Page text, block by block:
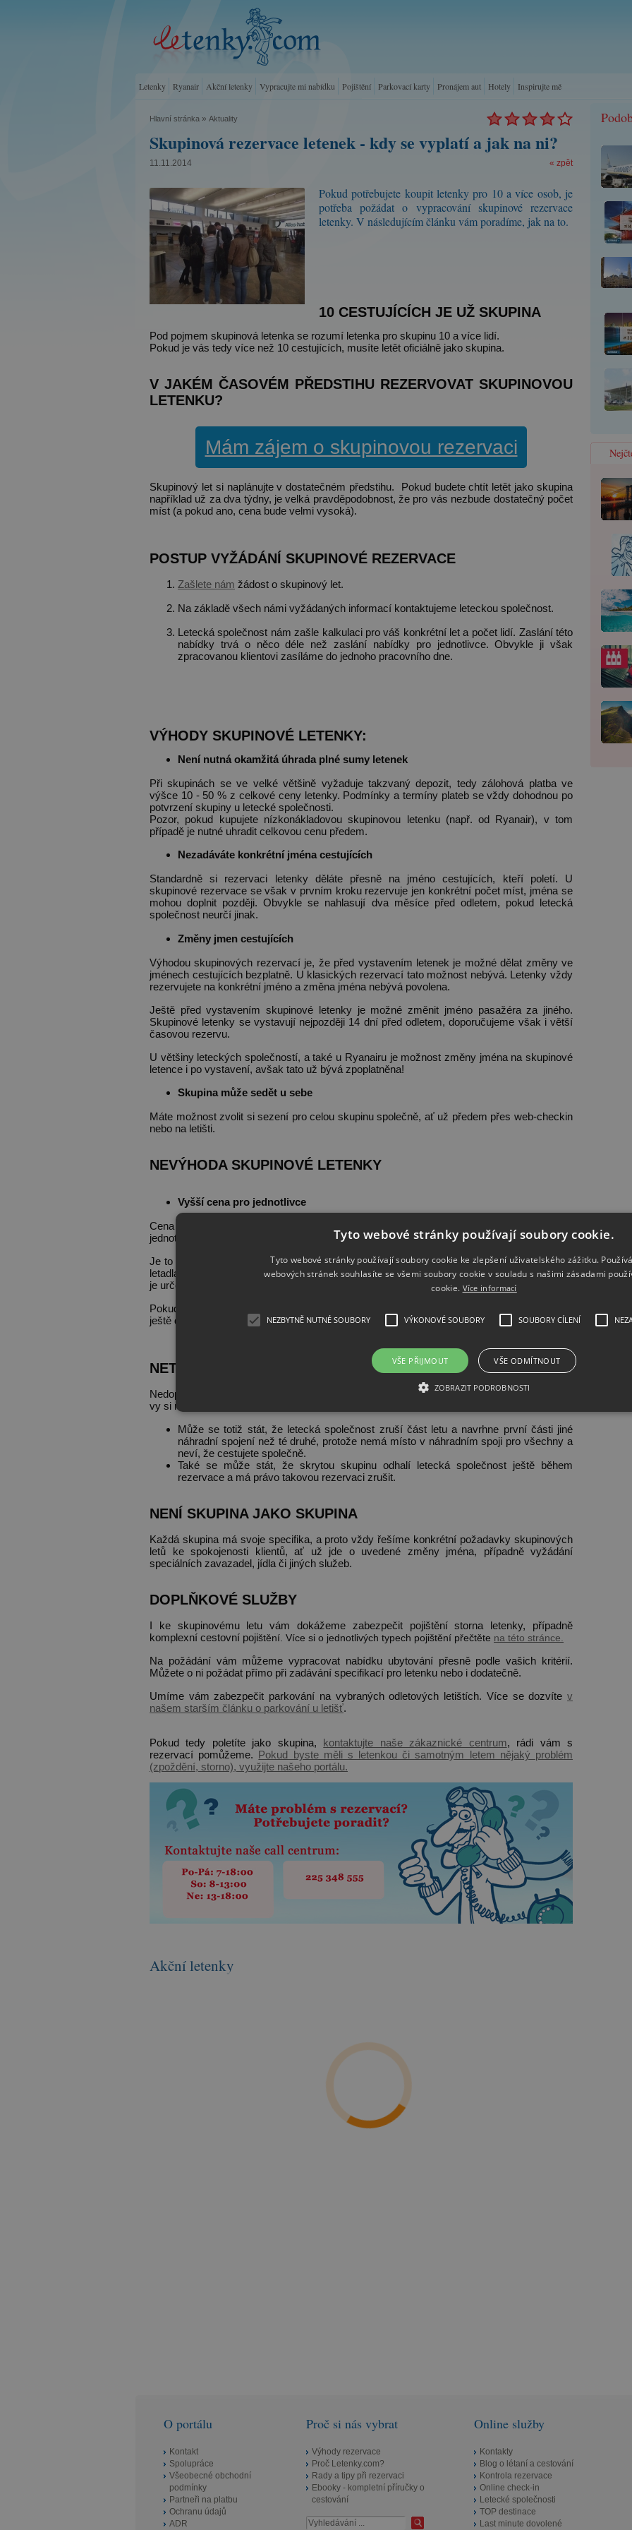
Letenky
Ryanair Akční letenky Vypracujte mi nabídku Pojištění Parkovací karty Pronájem aut Hotely Inspirujte mě
Hlavní stránka » Aktuality
Skupinová rezervace letenek - kdy se vyplatí a jak na ni?
11.11.2014 « zpět
Pokud potřebujete koupit letenky pro 10 a více osob, je
potřeba požádat o vypracování skupinové rezervace
letenky. V následujícím článku vám poradíme, jak na to.
10 CESTUJÍCÍCH JE UŽ SKUPINA
Pod pojmem skupinová letenka se rozumí letenka pro skupinu 10 a více lidí.
Pokud je vás tedy více než 10 cestujících, musíte letět oficiálně jako skupina.
V JAKÉM ČASOVÉM PŘEDSTIHU REZERVOVAT SKUPINOVOU
LETENKU?
Mám zájem o skupinovou rezervaci
Skupinový let si naplánujte v dostatečném předstihu. Pokud budete chtít letět jako skupina
například už za dva týdny, je velká pravděpodobnost, že pro vás nezbude dostatečný počet
míst (a pokud ano, cena bude velmi vysoká).
POSTUP VYŽÁDÁNÍ SKUPINOVÉ REZERVACE
Zašlete nám žádost o skupinový let.
Na základě všech námi vyžádaných informací kontaktujeme leteckou společnost.
Letecká společnost nám zašle kalkulaci pro váš konkrétní let a počet lidí. Zaslání této
nabídky trvá o něco déle než zaslání nabídky pro jednotlivce. Obvykle ji však
zpracovanou klientovi zasíláme do jednoho pracovního dne.
VÝHODY SKUPINOVÉ LETENKY:
Není nutná okamžitá úhrada plné sumy letenek
Při skupinách se ve velké většině vyžaduje takzvaný depozit, tedy zálohová platba ve
výšce 10 - 50 % z celkové ceny letenky. Podmínky a termíny plateb se vždy dohodnou po
potvrzení skupiny u letecké společnosti.
Pozor, pokud kupujete nízkonákladovou skupinovou letenku (např. od Ryanair), v tom
případě je nutné uhradit celkovou cenu předem.
Nezadáváte konkrétní jména cestujících
Standardně si rezervaci letenky děláte přesně na jméno cestujících, kteří poletí. U
skupinové rezervace se však v prvním kroku rezervuje jen konkrétní počet míst, jména se
mohou doplnit později. Obvykle se nahlasují dva měsíce před odletem, pokud letecká
společnost neurčí jinak.
Změny jmen cestujících
Výhodou skupinových rezervací je, že před vystavením letenek je možné dělat změny ve
jménech cestujících bezplatně. U klasických rezervací tato možnost nebývá. Letenky vždy
rezervujete na konkrétní jméno a změna jména nebývá povolena.
Ještě před vystavením skupinové letenky je možné změnit jméno pasažéra za jiného.
Skupinové letenky se vystavují nejpozději 14 dní před odletem, doporučujeme však i větší
časovou rezervu.
U většiny leteckých společností, a také u Ryanairu je možnost změny jména na skupinové
letence i po vystavení, avšak tato už bývá zpoplatněna!
Skupina může sedět u sebe
Máte možnost zvolit si sezení pro celou skupinu společně, ať už předem přes web-checkin
nebo na letišti.
NEVÝHODA SKUPINOVÉ LETENKY
Vyšší cena pro jednotlivce
Cena v rámci skupinové letenky v průměru na osobu je o něco vyšší než u letenky jen pro
jednotlivce.
Je to způsobené tím, že každý let je rozdělen do několika cenových tarífů v rámci kapacity
letadla. Pokud se tedy vyprodá najednou pro vás jako skupinu například 30 míst, tato cena
je určena průměrem daných tarífů.
Pokud zakoupíte letenku jen pro jednu osobu, bude mít cenu nižší, jelikož levnější tarif je
ještě dostupný.
NETAJTE, ŽE JSTE SKUPINA
Nedoporučujeme letenky rezervovat jako skrytou skupinu. Například cestuje vás 15 osob a
vy si rozdělíte rezervaci na dvakrát, na 9 a 6 lidí.
Může se totiž stát, že letecká společnost zruší část letu a navrhne první části jiné
náhradní spojení než té druhé, protože nemá místo v náhradním spoji pro všechny a
neví, že cestujete společně.
Také se může stát, že skrytou skupinu odhalí letecká společnost ještě během
rezervace a má právo takovou rezervaci zrušit.
NENÍ SKUPINA JAKO SKUPINA
Každá skupina má svoje specifika, a proto vždy řešíme konkrétní požadavky skupinových
letů ke spokojenosti klientů, ať už jde o uvedené změny jména, případně vyžádání
speciálních zavazadel, jídla či jiných služeb.
DOPLŇKOVÉ SLUŽBY
I ke skupinovému letu vám dokážeme zabezpečit pojištění storna letenky, případně
komplexní cestovní pojištění. Více si o jednotlivých typech pojištění přečtěte na této stránce.
Na požádání vám můžeme vypracovat nabídku ubytování přesně podle vašich kritérií.
Můžete o ni požádat přímo při zadávání specifikací pro letenku nebo i dodatečně.
Umíme vám zabezpečit parkování na vybraných odletových letištích. Více se dozvíte v
našem starším článku o parkování u letišť.
Pokud tedy poletíte jako skupina, kontaktujte naše zákaznické centrum, rádi vám s
rezervací pomůžeme. Pokud byste měli s letenkou či samotným letem nějaký problém
(zpoždění, storno), využijte našeho portálu.
Akční letenky
O portálu
Kontakt
Spolupráce
Všeobecné obchodní
podmínky
Partneři na platbu
Ochranu údajů
ADR
Proč si nás vybrat
Výhody rezervace
Proč Letenky.com?
Rady a tipy při rezervaci
Ebooky - kompletní příručky o
cestování
Online služby
Kontakty
Blog o létaní a cestování
Kontrola rezervace
Online check-in
Letecké společnosti
TOP destinace
Last minute dovolené
Tyto webové stránky používají soubory cookie.
Tyto webové stránky používají soubory cookie ke zlepšení uživatelského zážitku.
webových stránek souhlasíte se všemi soubory cookie v souladu s našimi zásadami
cookie. Více informací
NEZBYTNĚ NUTNÉ SOUBORY VÝKONOVÉ SOUBORY SOUBORY CÍLENÍ
VŠE PŘIJMOUT VŠE ODMÍTNOUT
ZOBRAZIT PODROBNOSTI